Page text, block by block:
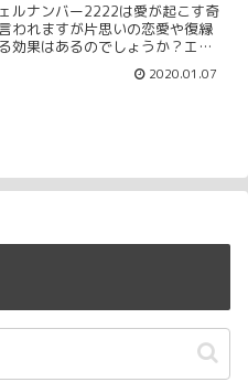
ルナンバー2222は愛が起こす奇
われますが片思いの恋愛や復縁
効果はあるのでしょうか？エン
ナンバー2222の片思いの恋愛や復
ではなく金運やツインソウルにつ
2020.01.07